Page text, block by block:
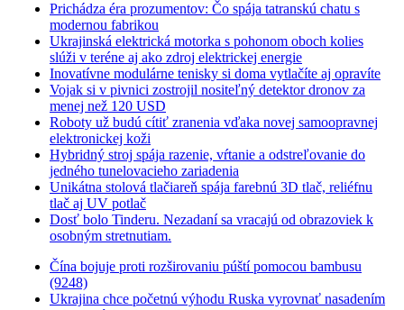
Prichádza éra prozumentov: Čo spája tatranskú chatu s
modernou fabrikou
Ukrajinská elektrická motorka s pohonom oboch kolies
slúži v teréne aj ako zdroj elektrickej energie
Inovatívne modulárne tenisky si doma vytlačíte aj opravíte
Vojak si v pivnici zostrojil nositeľný detektor dronov za
menej než 120 USD
Roboty už budú cítiť zranenia vďaka novej samoopravnej
elektronickej koži
Hybridný stroj spája razenie, vŕtanie a odstreľovanie do
jedného tunelovacieho zariadenia
Unikátna stolová tlačiareň spája farebnú 3D tlač, reliéfnu
tlač aj UV potlač
Dosť bolo Tinderu. Nezadaní sa vracajú od obrazoviek k
osobným stretnutiam.
Čína bojuje proti rozširovaniu púští pomocou bambusu
(9248)
Ukrajina chce početnú výhodu Ruska vyrovnať nasadením